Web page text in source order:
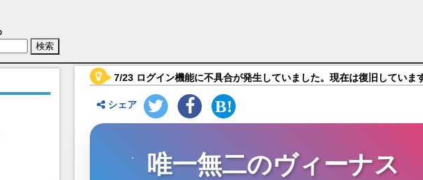
声優：楠木ともり)【デスティニーチャイルド】キャラ紹介
7/23 ログイン機能に不具合が発生していました。現在は復旧していま
シェア
唯一無二のヴィーナス